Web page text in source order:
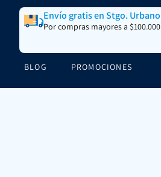
Envío gratis en Stgo. Urbano
Por compras mayores a $100.000
BLOG PROMOCIONES